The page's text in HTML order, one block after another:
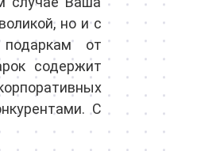
но и с
подаркам от
содержит
С